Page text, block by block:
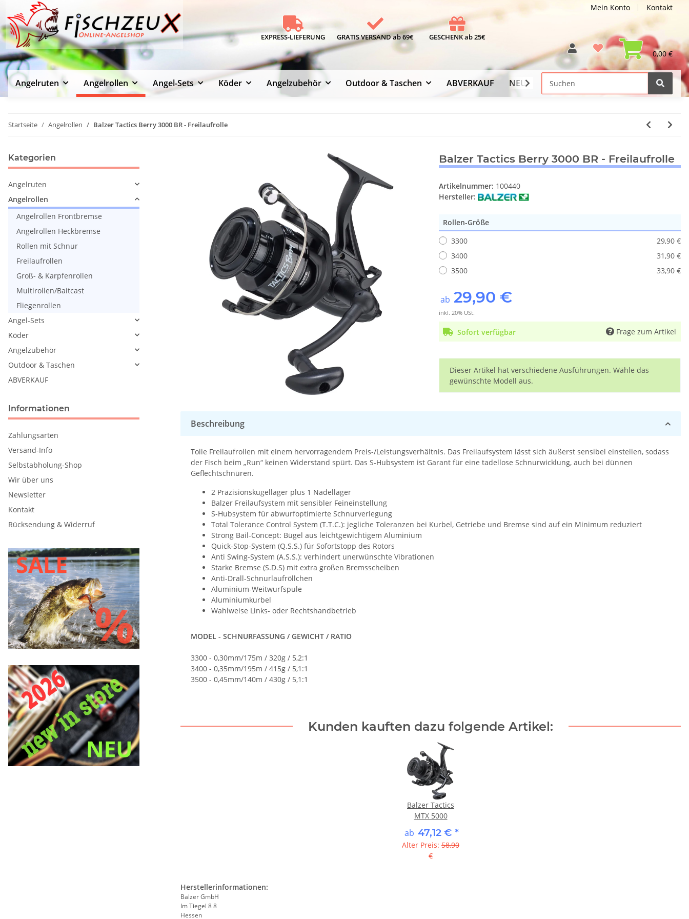
Mein Konto Kontakt
EXPRESS-LIEFERUNG GRATIS VERSAND ab 69€ GESCHENK ab 25€
0,00 €
Angelruten Angelrollen Angel-Sets Köder Angelzubehör Outdoor & Taschen ABVERKAUF NEU Versand-Info
Startseite Angelrollen Balzer Tactics Berry 3000 BR - Freilaufrolle
Balzer Tactics Berry 3000 BR - Freilaufrolle
Artikelnummer: 100440
Hersteller:
Rollen-Größe
3300
29,90 €
3400
31,90 €
3500
33,90 €
ab 29,90 €
inkl. 20% USt.
Sofort verfügbar Frage zum Artikel
x
Dieser Artikel hat verschiedene Ausführungen. Wähle das
gewünschte Modell aus.
Beschreibung
Tolle Freilaufrollen mit einem hervorragendem Preis-/Leistungsverhältnis. Das Freilaufsystem lässt sich äußerst sensibel einstellen, sodass
der Fisch beim „Run“ keinen Widerstand spürt. Das S-Hubsystem ist Garant für eine tadellose Schnurwicklung, auch bei dünnen
Geflechtschnüren.
2 Präzisionskugellager plus 1 Nadellager
Balzer Freilaufsystem mit sensibler Feineinstellung
S-Hubsystem für abwurfoptimierte Schnurverlegung
Total Tolerance Control System (T.T.C.): jegliche Toleranzen bei Kurbel, Getriebe und Bremse sind auf ein Minimum reduziert
Strong Bail-Concept: Bügel aus leichtgewichtigem Aluminium
Quick-Stop-System (Q.S.S.) für Sofortstopp des Rotors
Anti Swing-System (A.S.S.): verhindert unerwünschte Vibrationen
Starke Bremse (S.D.S) mit extra großen Bremsscheiben
Anti-Drall-Schnurlaufröllchen
Aluminium-Weitwurfspule
Aluminiumkurbel
Wahlweise Links- oder Rechtshandbetrieb
MODEL - SCHNURFASSUNG / GEWICHT / RATIO
3300 - 0,30mm/175m / 320g / 5,2:1
3400 - 0,35mm/195m / 415g / 5,1:1
3500 - 0,45mm/140m / 430g / 5,1:1
Kunden kauften dazu folgende Artikel:
Balzer Tactics
MTX 5000
ab 47,12 € *
Alter Preis: 58,90
€
Herstellerinformationen:
Balzer GmbH
Im Tiegel 8 8
Hessen
Kategorien
Angelruten
Angelrollen
Angelrollen Frontbremse
Angelrollen Heckbremse
Rollen mit Schnur
Freilaufrollen
Groß- & Karpfenrollen
Multirollen/Baitcast
Fliegenrollen
Angel-Sets
Köder
Angelzubehör
Outdoor & Taschen
ABVERKAUF
Informationen
Zahlungsarten
Versand-Info
Selbstabholung-Shop
Wir über uns
Newsletter
Kontakt
Rücksendung & Widerruf